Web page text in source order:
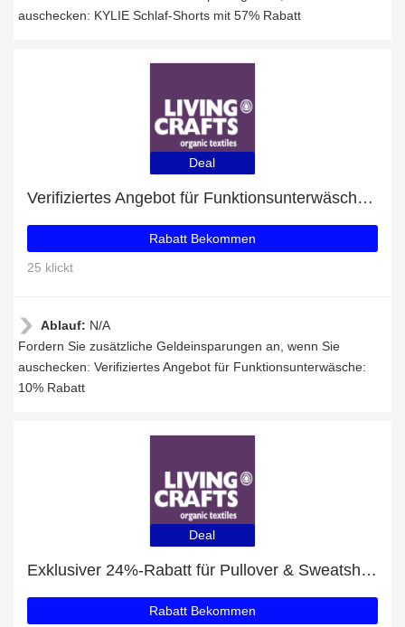
auschecken: KYLIE Schlaf-Shorts mit 57% Rabatt
Deal
Verifiziertes Angebot für Funktionsunterwäsche: 10% Rabatt
Rabatt Bekommen
25 klickt
Ablauf: N/A
Fordern Sie zusätzliche Geldeinsparungen an, wenn Sie
auschecken: Verifiziertes Angebot für Funktionsunterwäsche:
10% Rabatt
Deal
Exklusiver 24%-Rabatt für Pullover & Sweatshirts
Rabatt Bekommen